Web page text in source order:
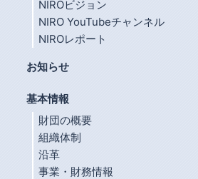
NIROビジョン
NIRO YouTubeチャンネル
NIROレポート
お知らせ
基本情報
財団の概要
組織体制
沿革
事業・財務情報